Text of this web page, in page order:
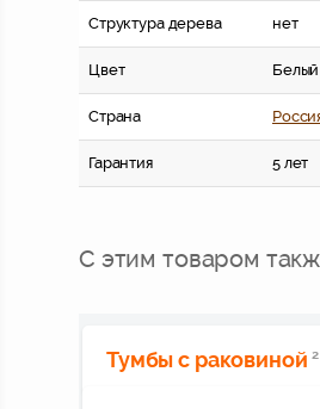
Структура дерева нет
Цвет Белый
Страна
Гарантия 5 лет
С этим товаром
Тумбы с раковиной 2